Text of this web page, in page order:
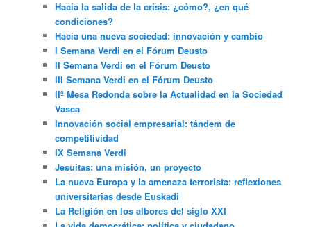
Hacia la salida de la crisis: ¿cómo?, ¿en qué
condiciones?
Hacia una nueva sociedad: innovación y cambio
I Semana Verdi en el Fórum Deusto
II Semana Verdi en el Fórum Deusto
III Semana Verdi en el Fórum Deusto
IIº Mesa Redonda sobre la Actualidad en la Sociedad
Vasca
Innovación social empresarial: tándem de
competitividad
IX Semana Verdi
Jesuitas: una misión, un proyecto
La nueva Europa y la amenaza terrorista: reflexiones
universitarias desde Euskadi
La Religión en los albores del siglo XXI